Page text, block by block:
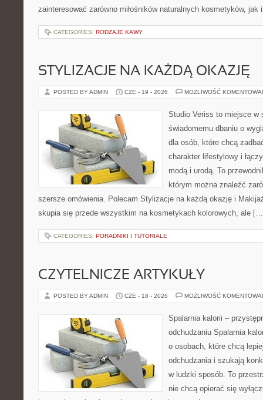
zainteresować zarówno miłośników naturalnych kosmetyków,
CATEGORIES: RODZAJE KAWY
STYLIZACJE NA KAŻDĄ OKAZJĘ
POSTED BY ADMIN CZE - 19 - 2026 MOŻLIWOŚĆ
Studio Veriss to miejsce w
świadomemu dbaniu o
dla osób, które chcą
charakter lifestylowy i
modą i urodą. To
którym można znaleźć
szersze omówienia. Polecam Stylizacje na każdą okazję i
skupia się przede wszystkim na kosmetykach kolorowych, ale
CATEGORIES: PORADNIKI I TUTORIALE
CZYTELNICZE ARTYKUŁY
POSTED BY ADMIN CZE - 18 - 2026 MOŻLIWOŚĆ
Spalarnia kalorii –
odchudzaniu Spalarnia
o osobach, które chcą
odchudzania i szukają
w ludzki sposób. To
nie chcą opierać się